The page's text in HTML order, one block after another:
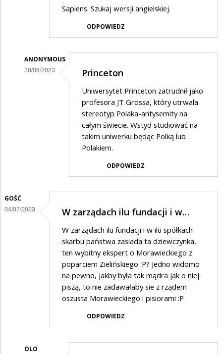
Sapiens. Szukaj wersji angielskiej.
ODPOWIEDZ
ANONYMOUS
30/08/2023
to
,wrodzona
Princeton
Uniwersytet Princeton zatrudnił jako
profesora JT Grossa, który utrwala
stereotyp Polaka-antysemity na
całym świecie. Wstyd studiować na
takim uniwerku będąc Polką lub
Polakiem.
ODPOWIEDZ
GOŚĆ
04/07/2023 W zarządach ilu fundacji i w…
W zarządach ilu fundacji i w ilu spółkach
skarbu państwa zasiada ta dziewczynka,
ten wybitny ekspert o Morawieckiego z
poparciem Zielińskiego :P? Jedno widomo
na pewno, jakby była tak mądra jak o niej
piszą, to nie zadawałaby sie z rządem
oszusta Morawieckiego i pisiorami :P
ODPOWIEDZ
OLO